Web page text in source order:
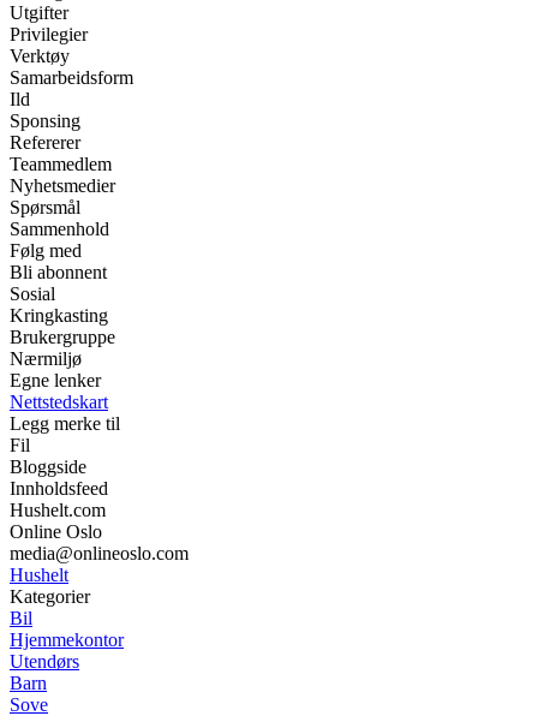
Utgifter
Privilegier
Verktøy
Samarbeidsform
Ild
Sponsing
Refererer
Teammedlem
Nyhetsmedier
Spørsmål
Sammenhold
Følg med
Bli abonnent
Sosial
Kringkasting
Brukergruppe
Nærmiljø
Egne lenker
Nettstedskart
Legg merke til
Fil
Bloggside
Innholdsfeed
Hushelt.com
Online Oslo
media@onlineoslo.com
Hushelt
Kategorier
Bil
Hjemmekontor
Utendørs
Barn
Sove